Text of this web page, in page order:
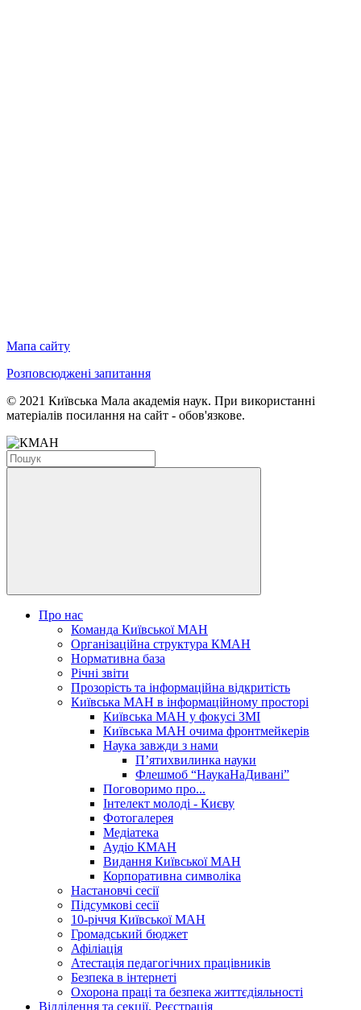
Мапа сайту
Розповсюджені запитання
© 2021 Київська Мала академія наук. При використанні
матеріалів посилання на сайт - обов'язкове.
Про нас
Команда Київської МАН
Організаційна структура КМАН
Нормативна база
Річні звіти
Прозорість та інформаційна відкритість
Київська МАН в інформаційному просторі
Київська МАН у фокусі ЗМІ
Київська МАН очима фронтмейкерів
Наука завжди з нами
П’ятихвилинка науки
Флешмоб “НаукаНаДивані”
Поговоримо про...
Інтелект молоді - Києву
Фотогалерея
Медіатека
Аудіо КМАН
Видання Київської МАН
Корпоративна символіка
Настановчі сесії
Підсумкові сесії
10-річчя Київської МАН
Громадський бюджет
Афіліація
Атестація педагогічних працівників
Безпека в інтернеті
Охорона праці та безпека життєдіяльності
Відділення та секції. Реєстрація